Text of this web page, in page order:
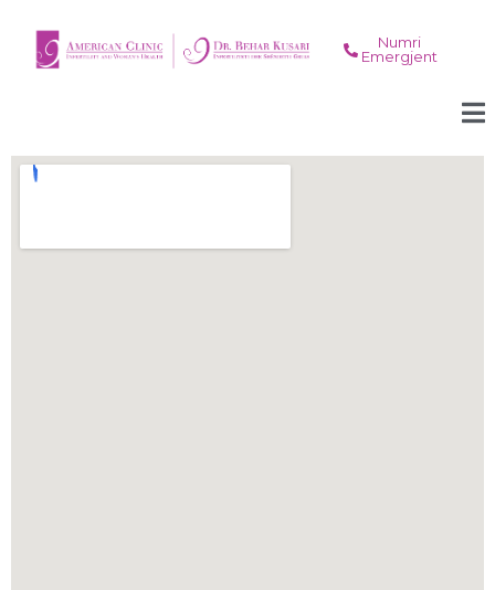
Numri
Emergjent